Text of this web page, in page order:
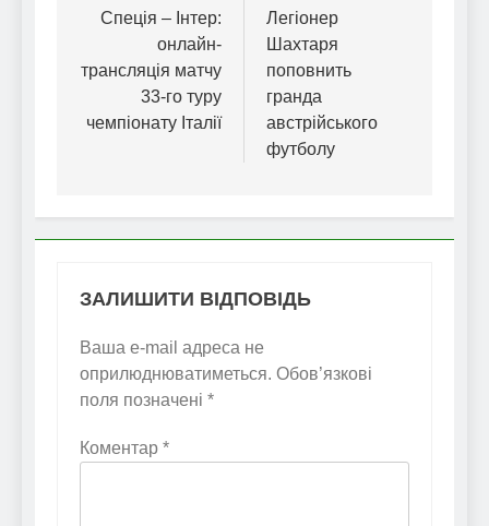
записів
Спеція – Інтер:
онлайн-
трансляція матчу
33-го туру
чемпіонату Італії
Легіонер
Шахтаря
поповнить
гранда
австрійського
футболу
ЗАЛИШИТИ ВІДПОВІДЬ
Ваша e-mail адреса не
оприлюднюватиметься. Обов’язкові
поля позначені *
Коментар *